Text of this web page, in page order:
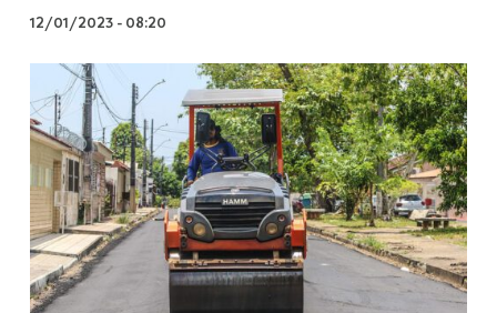
12/01/2023- 08:20